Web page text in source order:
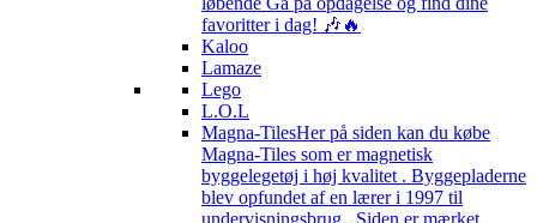
favoritter i dag! 🎶🔥
Kaloo
Lamaze
Lego
L.O.L
Magna-TilesHer på siden kan du købe
Magna-Tiles som er magnetisk
byggelegetøj i høj kvalitet . Byggepladerne
blev opfundet af en lærer i 1997 til
undervisningsbrug . Siden er mærket